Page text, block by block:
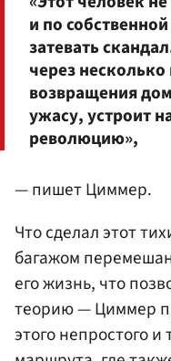
и по
затевать
через
возвращения
ужасу, устроит
революцию»,
— пишет Циммер.
Что сделал этот
багажом
его жизнь, что
теорию — Циммер
этого непростого